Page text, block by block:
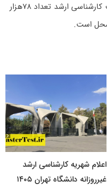
ظرفیت پذیرش در تکمیل ظرفیت کارشناسی ارشد تعداد ۷۸هزار
اعلام شهریه کارشناسی ارشد
غیرروزانه دانشگاه تهران ۱۴۰۵